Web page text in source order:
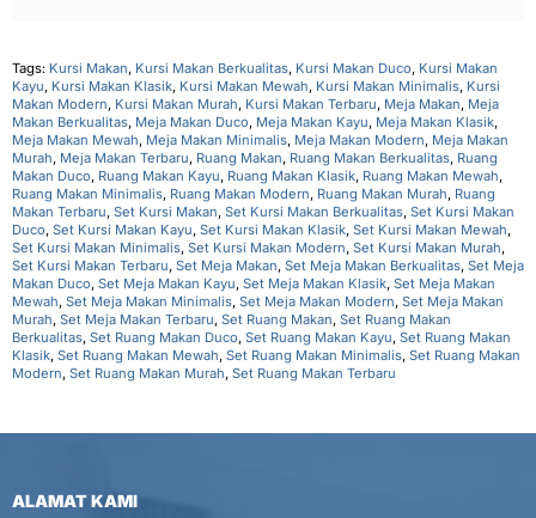
Tags: Kursi Makan, Kursi Makan Berkualitas, Kursi Makan Duco, Kursi Makan
Kayu, Kursi Makan Klasik, Kursi Makan Mewah, Kursi Makan Minimalis, Kursi
Makan Modern, Kursi Makan Murah, Kursi Makan Terbaru, Meja Makan, Meja
Makan Berkualitas, Meja Makan Duco, Meja Makan Kayu, Meja Makan Klasik,
Meja Makan Mewah, Meja Makan Minimalis, Meja Makan Modern, Meja Makan
Murah, Meja Makan Terbaru, Ruang Makan, Ruang Makan Berkualitas, Ruang
Makan Duco, Ruang Makan Kayu, Ruang Makan Klasik, Ruang Makan Mewah,
Ruang Makan Minimalis, Ruang Makan Modern, Ruang Makan Murah, Ruang
Makan Terbaru, Set Kursi Makan, Set Kursi Makan Berkualitas, Set Kursi Makan
Duco, Set Kursi Makan Kayu, Set Kursi Makan Klasik, Set Kursi Makan Mewah,
Set Kursi Makan Minimalis, Set Kursi Makan Modern, Set Kursi Makan Murah,
Set Kursi Makan Terbaru, Set Meja Makan, Set Meja Makan Berkualitas, Set Meja
Makan Duco, Set Meja Makan Kayu, Set Meja Makan Klasik, Set Meja Makan
Mewah, Set Meja Makan Minimalis, Set Meja Makan Modern, Set Meja Makan
Murah, Set Meja Makan Terbaru, Set Ruang Makan, Set Ruang Makan
Berkualitas, Set Ruang Makan Duco, Set Ruang Makan Kayu, Set Ruang Makan
Klasik, Set Ruang Makan Mewah, Set Ruang Makan Minimalis, Set Ruang Makan
Modern, Set Ruang Makan Murah, Set Ruang Makan Terbaru
ALAMAT KAMI